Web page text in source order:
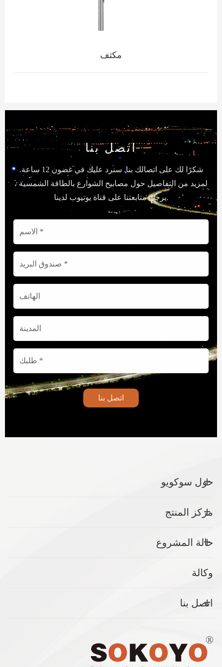
مكثف
اتصل بنا
شكرًا لك على اتصالك بنا. سنرد عليك في غضون 12 ساعة.
لمزيد من التفاصيل حول مصابيح الشوارع بالطاقة الشمسية ،
يرجى متابعتنا على قناة يوتيوب لدينا.
اتصل بنا
حول سوكويو
مركز المنتج
حالة المشروع
وكالة
اتصل بنا